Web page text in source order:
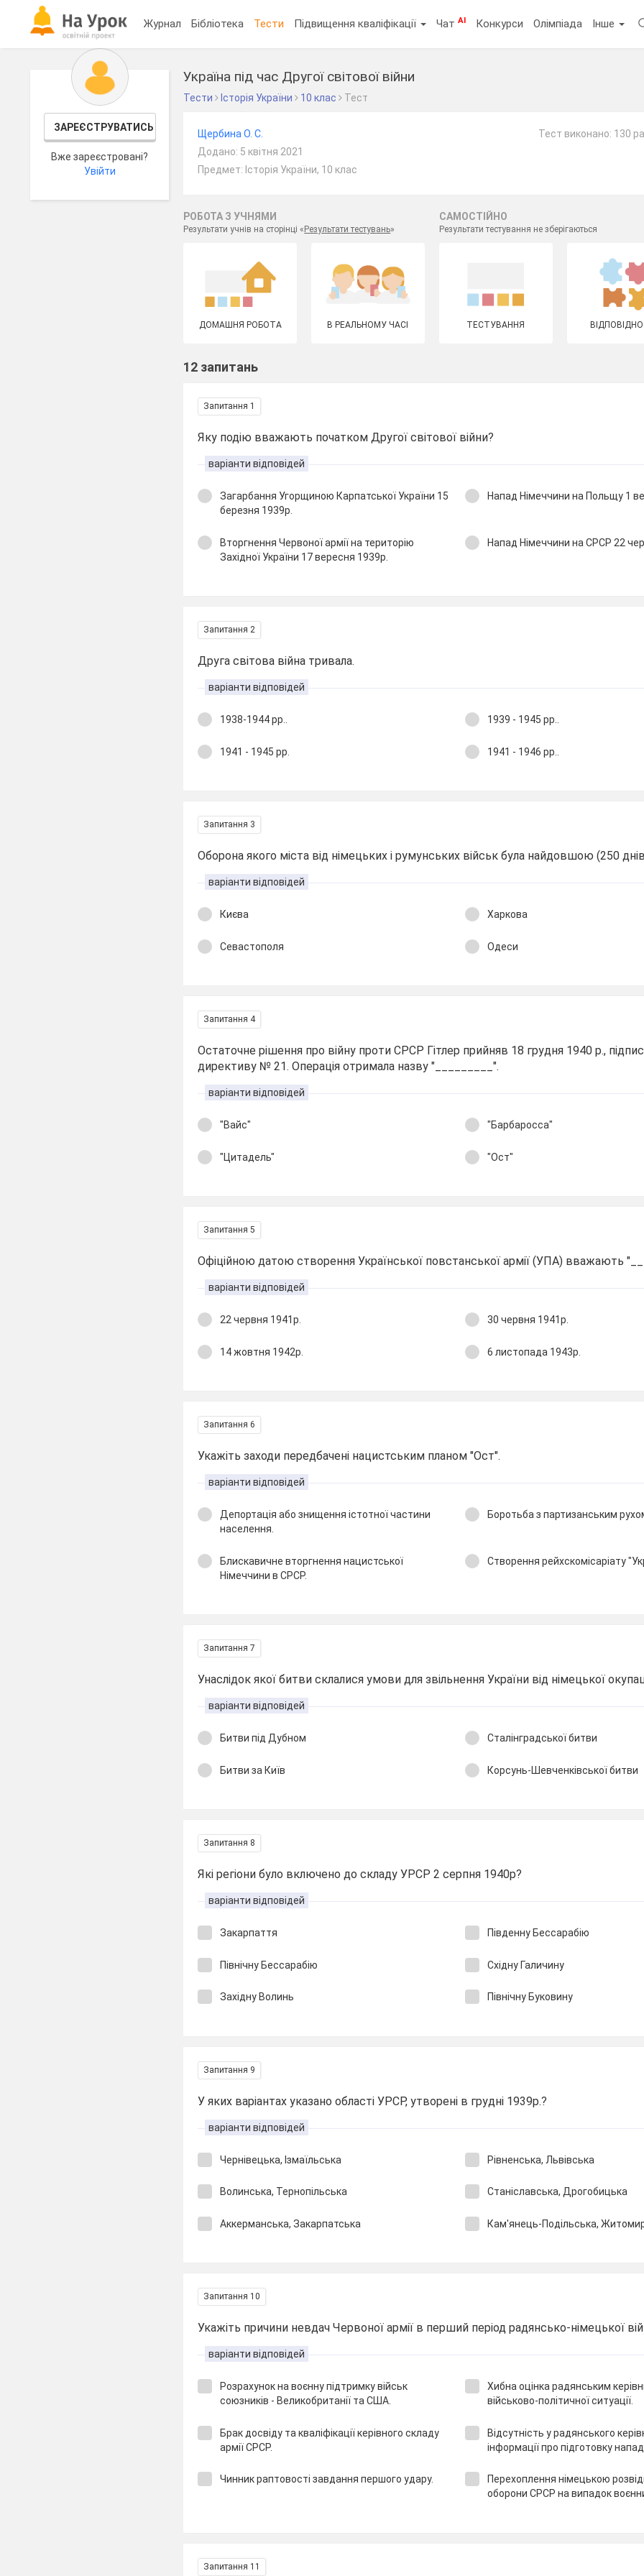
Журнал Бібліотека Тести Підвищення кваліфікації ЧатAI Конкурси Олімпіада Інше
ЗАРЕЄСТРУВАТИСЬ
Вже зареєстровані?
Увійти
Україна під час Другої світової війни
Тести Історія України 10 клас Тест
Щербина О. С.
Додано: 5 квітня 2021
Предмет: Історія України, 10 клас
Тест виконано: 130
РОБОТА З УЧНЯМИ
Результати учнів на сторінці « Результати тестувань»
САМОСТІЙНО
Результати тестування не зберігаються
ДОМАШНЯ РОБОТА В РЕАЛЬНОМУ ЧАСІ ТЕСТУВАННЯ
12 запитань
Запитання 1
Яку подію вважають початком Другої світової війни?
варіанти відповідей
Загарбання Угорщиною Карпатської України 15
березня 1939р.
Напад Німеччини на Польщу 1
Вторгнення Червоної армії на територію
Західної України 17 вересня 1939р.
Напад Німеччини на СРСР 22
Запитання 2
Друга світова війна тривала.
варіанти відповідей
1938-1944 рр.. 1939 - 1945 рр..
1941 - 1945 рр. 1941 - 1946 рр..
Запитання 3
Оборона якого міста від німецьких і румунських військ була найдовшою (250
варіанти відповідей
Києва Харкова
Севастополя Одеси
Запитання 4
Остаточне рішення про війну проти СРСР Гітлер прийняв 18 грудня 1940 р.,
директиву № 21. Операція отримала назву "_________".
варіанти відповідей
"Вайс" "Барбаросса"
"Цитадель" "Ост"
Запитання 5
Офіційною датою створення Української повстанської армії (УПА) вважають
варіанти відповідей
22 червня 1941р. 30 червня 1941р.
14 жовтня 1942р. 6 листопада 1943р.
Запитання 6
Укажіть заходи передбачені нацистським планом "Ост".
варіанти відповідей
Депортація або знищення істотної частини
населення.
Боротьба з партизанським
Блискавичне вторгнення нацистської
Німеччини в СРСР.
Створення рейхскомісаріату
Запитання 7
Унаслідок якої битви склалися умови для звільнення України від німецької
варіанти відповідей
Битви під Дубном Сталінградської битви
Битви за Київ Корсунь-Шевченківської битви
Запитання 8
Які регіони було включено до складу УРСР 2 серпня 1940р?
варіанти відповідей
Закарпаття Південну Бессарабію
Північну Бессарабію Східну Галичину
Західну Волинь Північну Буковину
Запитання 9
У яких варіантах указано області УРСР, утворені в грудні 1939р.?
варіанти відповідей
Чернівецька, Ізмаїльська Рівненська, Львівська
Волинська, Тернопільська Станіславська, Дрогобицька
Аккерманська, Закарпатська Кам'янець-Подільська,
Запитання 10
Укажіть причини невдач Червоної армії в перший період радянсько-німецької
варіанти відповідей
Розрахунок на воєнну підтримку військ
союзників - Великобританії та США.
Хибна оцінка радянським
військово-політичної ситуації.
Брак досвіду та кваліфікації керівного складу
армії СРСР.
Відсутність у радянського
інформації про підготовку
Чинник раптовості завдання першого удару.
Перехоплення німецькою
оборони СРСР на випадок
Запитання 11